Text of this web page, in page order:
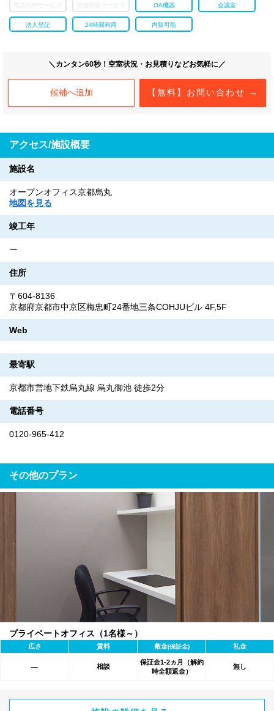
OA機器 会議室
法人登記 24時間利用 内覧可能
＼カンタン60秒！空室状況・お見積りなどお気軽に／
【無料】お問い合わせ →
候補へ追加
アクセス/施設概要
施設名
オープンオフィス京都烏丸
地図を見る
竣工年
ー
住所
〒604-8136
京都府京都市中京区梅忠町24番地三条COHJUビル 4F,5F
Web
最寄駅
京都市営地下鉄烏丸線 烏丸御池 徒歩2分
電話番号
0120-965-412
その他のプラン
プライベートオフィス（1名様～）
広さ 賃料 敷金(保証金) 礼金
― 相談
保証金1-2ヵ月（解約
時全額返金）
無し